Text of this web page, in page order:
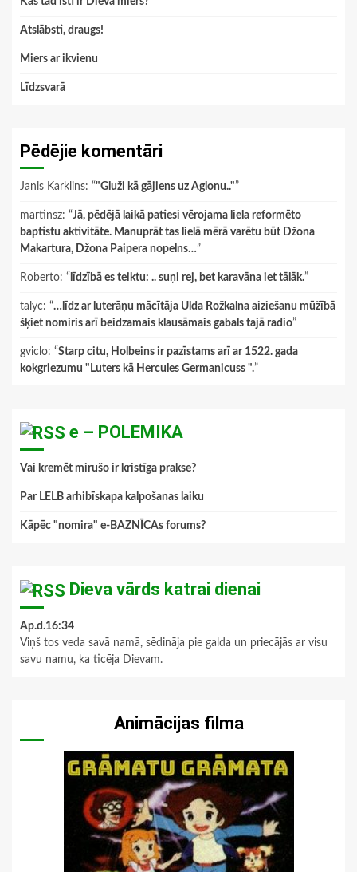
Atslābsti, draugs!
Miers ar ikvienu
Līdzsvarā
Pēdējie komentāri
Janis Karklins: “"Gluži kā gājiens uz Aglonu.."”
martinsz: “Jā, pēdējā laikā patiesi vērojama liela reformēto
baptistu aktivitāte. Manuprāt tas lielā mērā varētu būt Džona
Makartura, Džona Paipera nopelns…”
Roberto: “ līdzībā es teiktu: .. suņi rej, bet karavāna iet tālāk.”
talyc: “…līdz ar luterāņu mācītāja Ulda Rožkalna aiziešanu mūžībā
šķiet nomiris arī beidzamais klausāmais gabals tajā radio”
gviclo: “Starp citu, Holbeins ir pazīstams arī ar 1522. gada
kokgriezumu "Luters kā Hercules Germanicuss ".”
e – POLEMIKA
Vai kremēt mirušo ir kristīga prakse?
Par LELB arhibīskapa kalpošanas laiku
Kāpēc "nomira" e-BAZNĪCAs forums?
Dieva vārds katrai dienai
Ap.d.16:34
Viņš tos veda savā namā, sēdināja pie galda un priecājās ar visu
savu namu, ka ticēja Dievam.
Animācijas filma